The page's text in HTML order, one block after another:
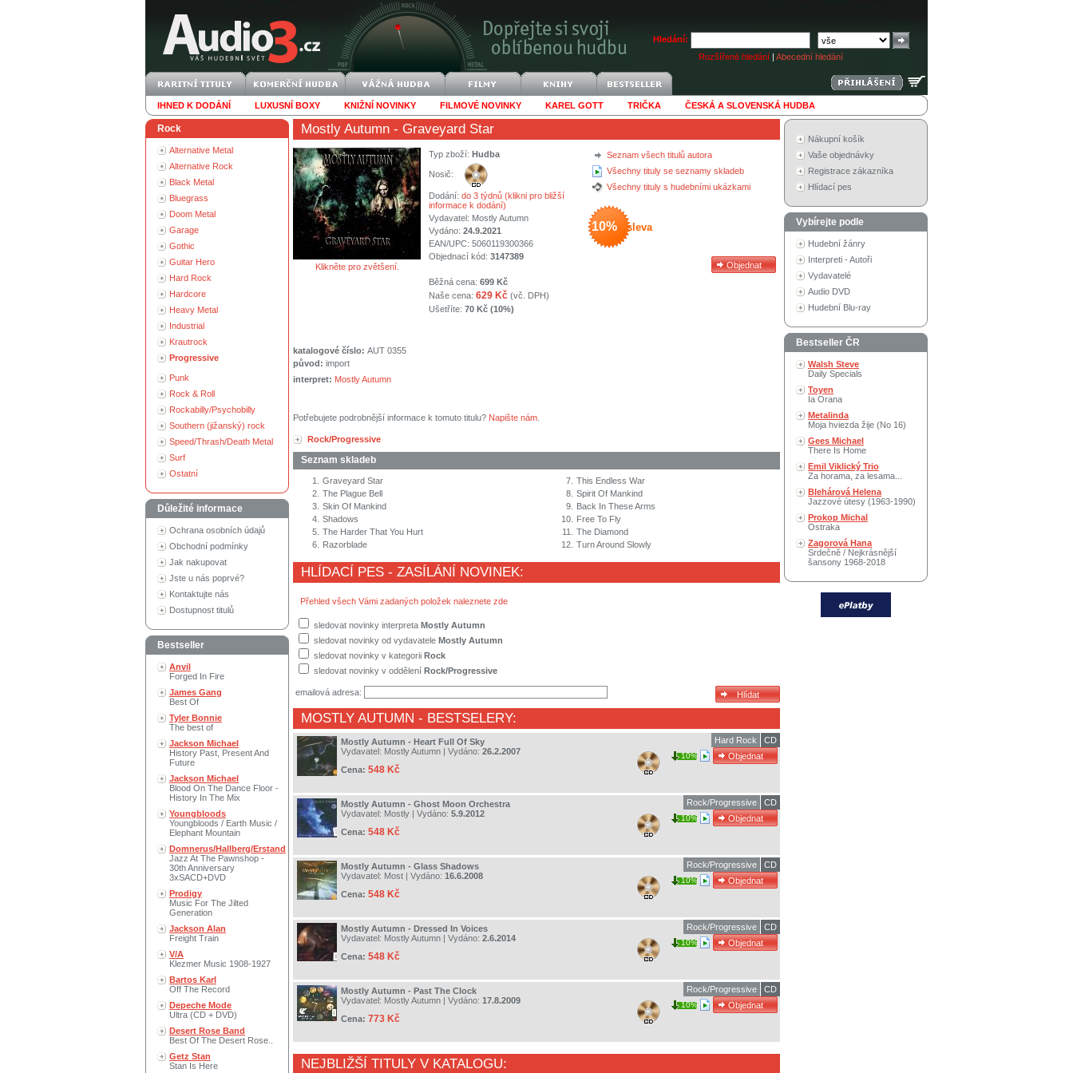
Hledání:
Rozšířené hledání | Abecední hledání
IHNED K DODÁNÍ LUXUSNÍ BOXY KNIŽNÍ NOVINKY FILMOVÉ NOVINKY KAREL GOTT TRIČKA ČESKÁ A SLOVENSKÁ HUDBA
Rock
Alternative Metal
Alternative Rock
Black Metal
Bluegrass
Doom Metal
Garage
Gothic
Guitar Hero
Hard Rock
Hardcore
Heavy Metal
Industrial
Krautrock
Progressive
Punk
Rock & Roll
Rockabilly/Psychobilly
Southern (jižanský) rock
Speed/Thrash/Death Metal
Surf
Ostatní
Důležité informace
Ochrana osobních údajů
Obchodní podmínky
Jak nakupovat
Jste u nás poprvé?
Kontaktujte nás
Dostupnost titulů
Bestseller
Anvil
Forged In Fire
James Gang
Best Of
Tyler Bonnie
The best of
Jackson Michael
History Past, Present And
Future
Jackson Michael
Blood On The Dance Floor -
History In The Mix
Youngbloods
Youngbloods / Earth Music /
Elephant Mountain
Domnerus/Hallberg/Erstand
Jazz At The Pawnshop -
30th Anniversary
3xSACD+DVD
Prodigy
Music For The Jilted
Generation
Jackson Alan
Freight Train
V/A
Klezmer Music 1908-1927
Bartos Karl
Off The Record
Depeche Mode
Ultra (CD + DVD)
Desert Rose Band
Best Of The Desert Rose..
Getz Stan
Stan Is Here
Mostly Autumn - Graveyard Star
Klikněte pro zvětšení.
Seznam všech titulů autora
Všechny tituly se seznamy skladeb
Všechny tituly s hudebními ukázkami
10% sleva
Typ zboží: Hudba
Nosič:
Dodání: do 3 týdnů (klikni pro bližší
informace k dodání)
Vydavatel: Mostly Autumn
Vydáno: 24.9.2021
EAN/UPC: 5060119300366
Objednací kód: 3147389
Běžná cena: 699 Kč
Naše cena: 629 Kč (vč. DPH)
Ušetříte: 70 Kč (10%)
katalogové číslo: AUT 0355
původ: import
interpret: Mostly Autumn
Potřebujete podrobnější informace k tomuto titulu? Napište nám
Rock/Progressive
Seznam skladeb
1.
Graveyard Star
2. The Plague Bell
3. Skin Of Mankind
4. Shadows
5. The Harder That You Hurt
6.
Razorblade
7. This Endless War
8. Spirit Of Mankind
9.
Back In These Arms
10.
Free To Fly
11.
The Diamond
12. Turn Around Slowly
HLÍDACÍ PES - ZASÍLÁNÍ NOVINEK:
Přehled všech Vámi zadaných položek naleznete zde
sledovat novinky interpreta Mostly Autumn
sledovat novinky od vydavatele Mostly Autumn
sledovat novinky v kategorii Rock
sledovat novinky v oddělení Rock/Progressive
emailová adresa:
MOSTLY AUTUMN - BESTSELERY:
Mostly Autumn - Heart Full Of Sky
Vydavatel: Mostly Autumn | Vydáno: 26.2.2007
Cena: 548 Kč
CD
Hard Rock
10%
Mostly Autumn - Ghost Moon Orchestra
Vydavatel: Mostly | Vydáno: 5.9.2012
Cena: 548 Kč
CD
Rock/Progressive
10%
Mostly Autumn - Glass Shadows
Vydavatel: Most | Vydáno: 16.6.2008
Cena: 548 Kč
CD
Rock/Progressive
10%
Mostly Autumn - Dressed In Voices
Vydavatel: Mostly Autumn | Vydáno: 2.6.2014
Cena: 548 Kč
CD
Rock/Progressive
10%
Mostly Autumn - Past The Clock
Vydavatel: Mostly Autumn | Vydáno: 17.8.2009
Cena: 773 Kč
CD
Rock/Progressive
10%
NEJBLIŽŠÍ TITULY V KATALOGU:
Nákupní košík
Vaše objednávky
Registrace zákazníka
Hlídací pes
Vybírejte podle
Hudební žánry
Interpreti - Autoři
Vydavatelé
Audio DVD
Hudební Blu-ray
Bestseller ČR
Walsh Steve
Daily Specials
Toyen
Ia Orana
Metalinda
Moja hviezda žije (No 16)
Gees Michael
There Is Home
Emil Viklický Trio
Za horama, za lesama...
Blehárová Helena
Jazzové útesy (1963-1990)
Prokop Michal
Ostraka
Zagorová Hana
Srdečně / Nejkrásnější
šansony 1968-2018